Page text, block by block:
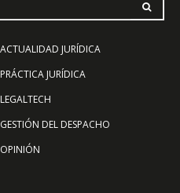
ACTUALIDAD JURÍDICA
PRÁCTICA JURÍDICA
LEGALTECH
GESTIÓN DEL DESPACHO
OPINIÓN